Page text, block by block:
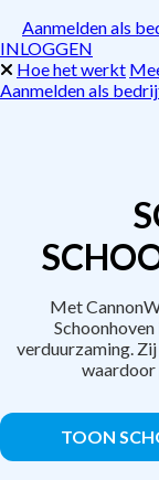
Aanmelden als
INLOGGEN
Hoe het werkt
Aanmelden als
Met
verduurzaming.
waardoor
TOON